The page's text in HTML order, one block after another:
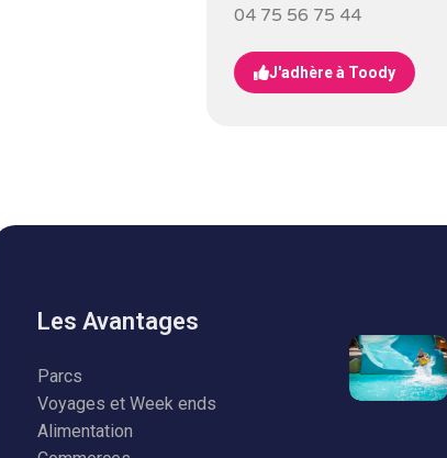
04 75 56 75 44
J'adhère à Toody
Les Avantages
Parcs
Voyages et Week ends
Alimentation